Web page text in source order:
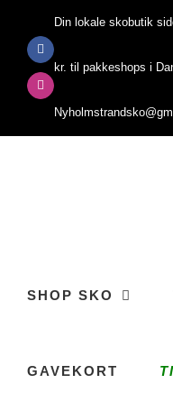
contentFacebook
Instagram
Din lokale skobutik
kr. til pakkeshops i
SHOP SKO
GAVEKORT